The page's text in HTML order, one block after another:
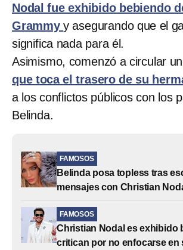
Nodal fue exhibido bebiendo
Grammyy asegurando que el
significa nada para él.
Asimismo, comenzó a circular un
que toca el trasero de su
a los conflictos públicos con los
Belinda.
FAMOSOS
Belinda posa topless tras
mensajes con Christian
FAMOSOS
Christian Nodal es exhibido
critican por no enfocarse en